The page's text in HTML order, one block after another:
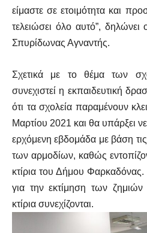
είμαστε σε ετοιμότητα και
τελειώσει όλο αυτό”,
Σπυρίδωνας Αγναντής.
Σχετικά με το θέμα των
συνεχιστεί η εκπαιδευτική
ότι τα σχολεία παραμένουν
Μαρτίου 2021 και θα υπάρξει
ερχόμενη εβδομάδα με βάση τις
των αρμοδίων, καθώς
κτίρια του Δήμου Φαρκαδόνας.
για την εκτίμηση των ζημιών
κτίρια συνεχίζονται.